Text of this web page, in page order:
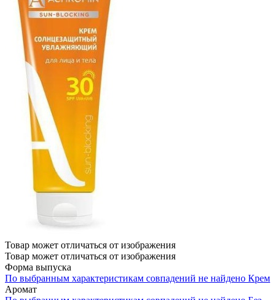
Товар может отличаться от изображения
Товар может отличаться от изображения
Форма выпуска
По выбранным характеристикам совпадений не найдено Крем
Аромат